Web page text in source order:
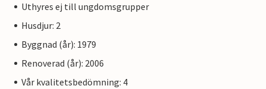
Uthyres ej till ungdomsgrupper
Husdjur: 2
Byggnad (år): 1979
Renoverad (år): 2006
Vår kvalitetsbedömning: 4